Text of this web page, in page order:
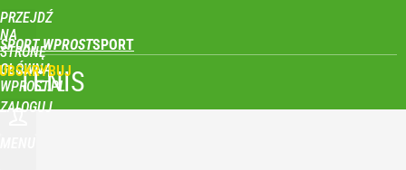
PRZEJDŹ
NA
STRONĘ
GŁÓWNĄ
WPROST.PL
SPORT WPROST
ZALOGUJ
TENIS